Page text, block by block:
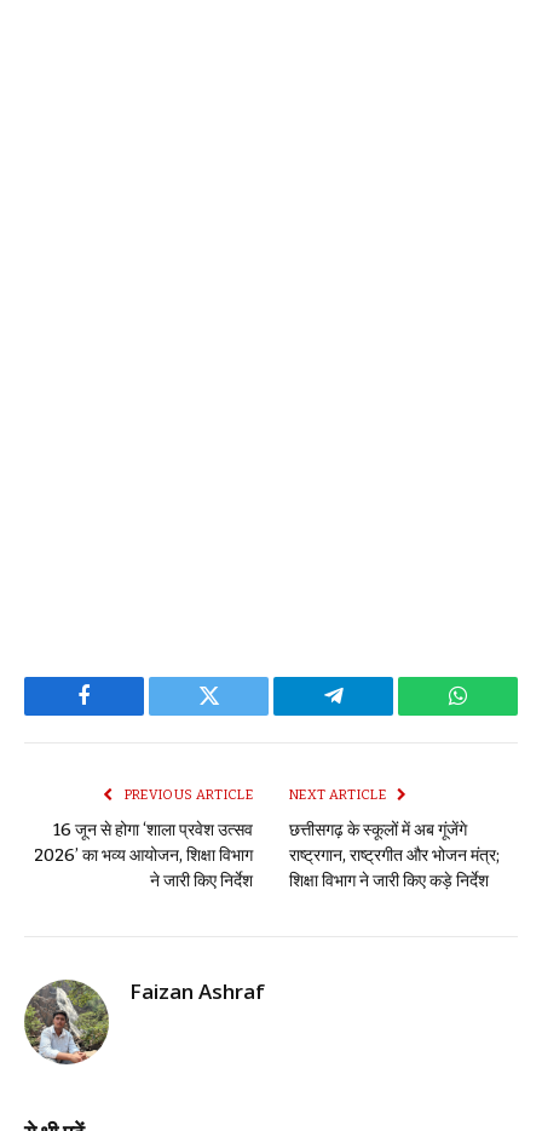
Facebook Twitter Telegram
PREVIOUS ARTICLE
16 जून से होगा ‘शाला प्रवेश उत्सव
2026’ का भव्य आयोजन, शिक्षा विभाग
ने जारी किए निर्देश
NEXT ARTICLE
छत्तीसगढ़ के स्कूलों में अब गूंजेंगे
राष्ट्रगान, राष्ट्रगीत और भोजन मंत्र;
शिक्षा विभाग ने जारी किए कड़े निर्देश
Faizan Ashraf